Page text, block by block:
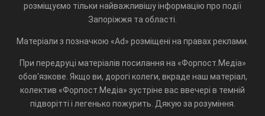
розміщуємо тільки найважливішу інформацію про події
Запоріжжя та області.
Матеріали з позначкою «Ad» розміщені на правах реклами.
При передруці матеріалів посилання на «Форпост.Медіа»
обов'язкове. Якщо ви, дорогі колеги, вкраде наш матеріал,
колектив «Форпост.Медіа» зустріне вас ввечері в темній
підворітті і легенько пожурить. Дякую за розуміння.